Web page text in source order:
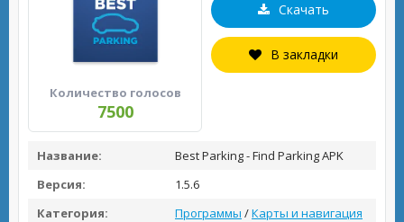
Количество голосов
7500
Скачать
В закладки
Название:
Best Parking - Find Parking APK
Версия:
1.5.6
Категория:
Программы /Карты и навигация